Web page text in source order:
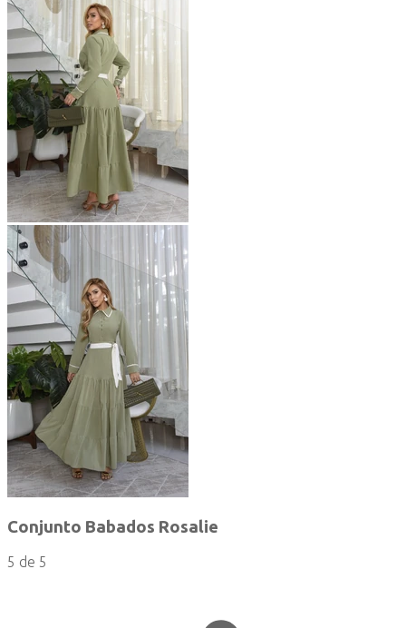
Conjunto Babados Rosalie
5 de 5